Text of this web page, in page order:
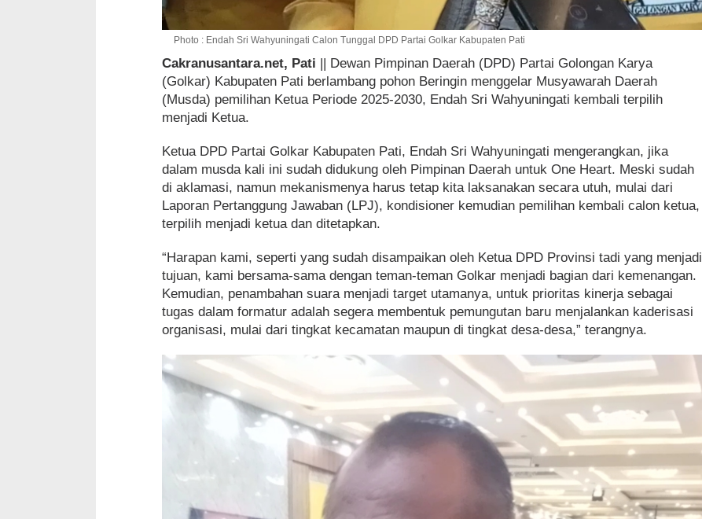
Photo : Endah Sri Wahyuningati Calon Tunggal DPD Partai Golkar Kabupaten Pati
Cakranusantara.net, Pati || Dewan Pimpinan Daerah (DPD) Partai Golongan Karya
(Golkar) Kabupaten Pati berlambang pohon Beringin menggelar Musyawarah Daerah
(Musda) pemilihan Ketua Periode 2025-2030, Endah Sri Wahyuningati kembali terpilih
menjadi Ketua.
Ketua DPD Partai Golkar Kabupaten Pati, Endah Sri Wahyuningati mengerangkan, jika
dalam musda kali ini sudah didukung oleh Pimpinan Daerah untuk One Heart. Meski sudah
di aklamasi, namun mekanismenya harus tetap kita laksanakan secara utuh, mulai dari
Laporan Pertanggung Jawaban (LPJ), kondisioner kemudian pemilihan kembali calon ketua,
terpilih menjadi ketua dan ditetapkan.
“Harapan kami, seperti yang sudah disampaikan oleh Ketua DPD Provinsi tadi yang menjadi
tujuan, kami bersama-sama dengan teman-teman Golkar menjadi bagian dari kemenangan.
Kemudian, penambahan suara menjadi target utamanya, untuk prioritas kinerja sebagai
tugas dalam formatur adalah segera membentuk pemungutan baru menjalankan kaderisasi
organisasi, mulai dari tingkat kecamatan maupun di tingkat desa-desa,” terangnya.